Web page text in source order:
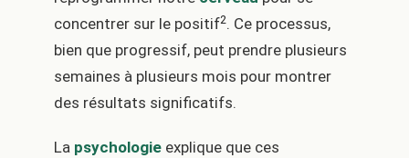
concentrer sur le positif2. Ce processus,
bien que progressif, peut prendre plusieurs
semaines à plusieurs mois pour montrer
des résultats significatifs.
La psychologie explique que ces